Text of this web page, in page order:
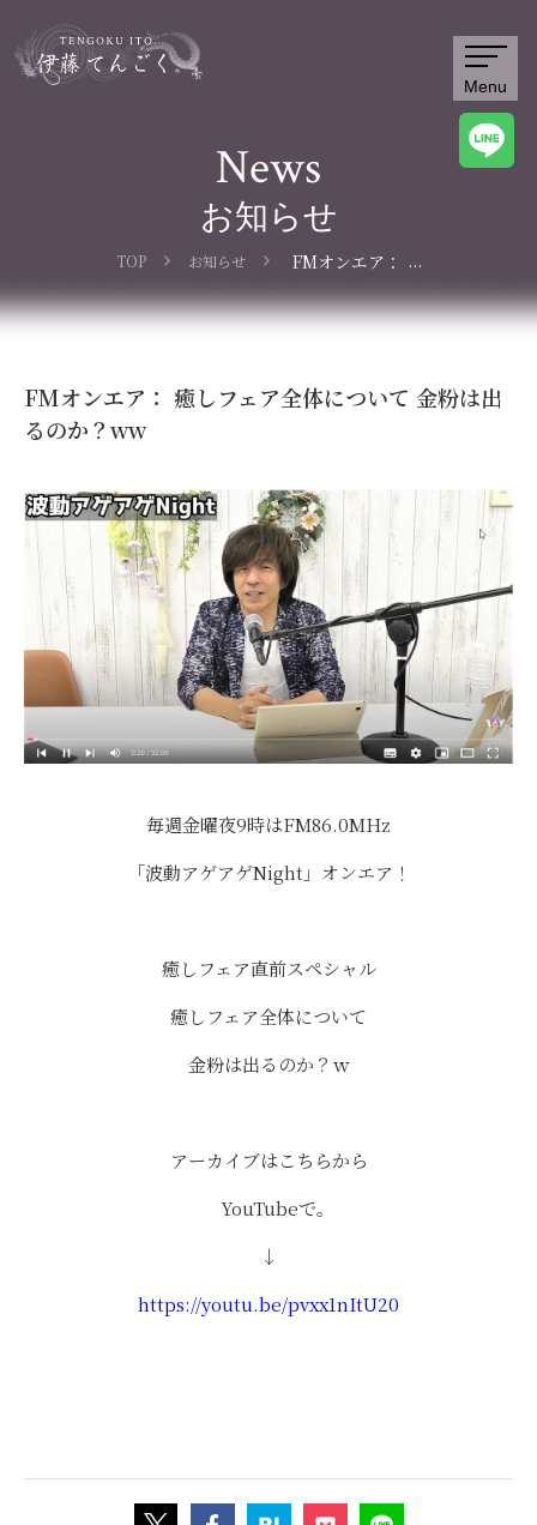
Menu
News
お知らせ
TOP お知らせ
FMオンエア：
について 金粉
...
FMオンエア： 癒しフェア全体について 金粉は出
るのか？ww
毎週金曜夜9時はFM86.0MHz
「波動アゲアゲNight」オンエア！
癒しフェア直前スペシャル
癒しフェア全体について
金粉は出るのか？ｗ
アーカイブはこちらから
YouTubeで。
↓
https://youtu.be/pvxx1nItU20